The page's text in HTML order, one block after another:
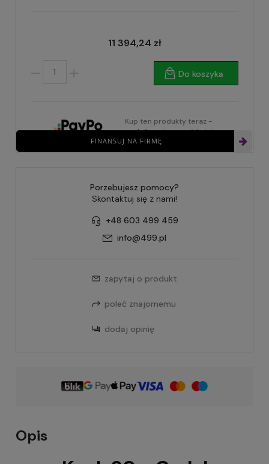
11 394,24 zł
Do koszyka
FINANSUJ NA FIRMĘ
Kup ten produkty teraz -
zapłać za niego za 30 dni
Porzebujesz pomocy?
Skontaktuj się z nami!
+48 603 499 459
info@499.pl
zapytaj o produkt
poleć znajomemu
dodaj opinię
Opis